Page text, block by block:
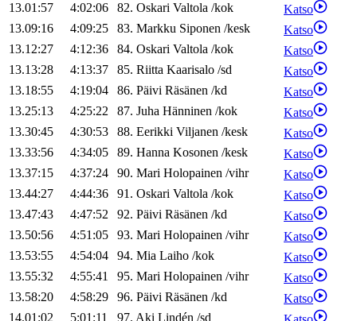
13.01:57
4:02:06 82. Oskari Valtola /kok
Katso
13.09:16
4:09:25 83. Markku Siponen /kesk
Katso
13.12:27
4:12:36 84. Oskari Valtola /kok
Katso
13.13:28
4:13:37 85. Riitta Kaarisalo /sd
Katso
13.18:55
4:19:04 86. Päivi Räsänen /kd
Katso
13.25:13
4:25:22 87. Juha Hänninen /kok
Katso
13.30:45
4:30:53 88. Eerikki Viljanen /kesk
Katso
13.33:56
4:34:05 89. Hanna Kosonen /kesk
Katso
13.37:15
4:37:24 90. Mari Holopainen /vihr
Katso
13.44:27
4:44:36 91. Oskari Valtola /kok
Katso
13.47:43
4:47:52 92. Päivi Räsänen /kd
Katso
13.50:56
4:51:05 93. Mari Holopainen /vihr
Katso
13.53:55
4:54:04 94. Mia Laiho /kok
Katso
13.55:32
4:55:41 95. Mari Holopainen /vihr
Katso
13.58:20
4:58:29 96. Päivi Räsänen /kd
Katso
14.01:02
5:01:11 97. Aki Lindén /sd